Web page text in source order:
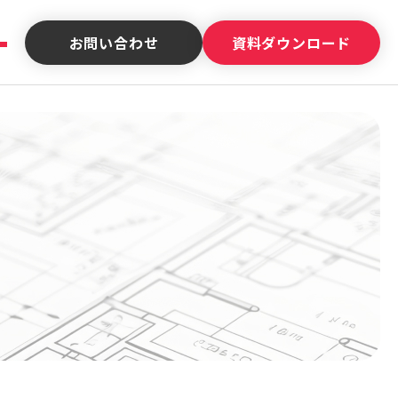
お問い合わせ 資料ダウンロード